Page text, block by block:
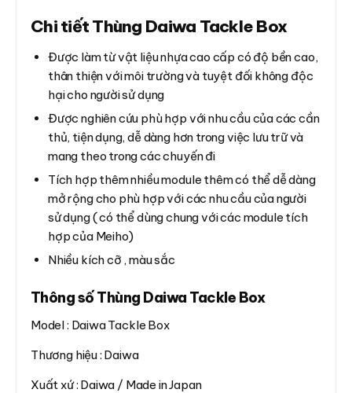
Chi tiết Thùng Daiwa Tackle Box
Được làm từ vật liệu nhựa cao cấp có độ bền cao,
thân thiện với môi trường và tuyệt đối không độc
hại cho người sử dụng
Được nghiên cứu phù hợp với nhu cầu của các cần
thủ, tiện dụng, dễ dàng hơn trong việc lưu trữ và
mang theo trong các chuyến đi
Tích hợp thêm nhiều module thêm có thể dễ dàng
mở rộng cho phù hợp với các nhu cầu của người
sử dụng ( có thể dùng chung với các module tích
hợp của Meiho)
Nhiều kích cỡ , màu sắc
Thông số Thùng Daiwa Tackle Box
Model : Daiwa Tackle Box
Thương hiệu : Daiwa
Xuất xứ : Daiwa / Made in Japan